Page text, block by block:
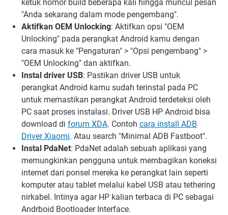
ketuk nomor build beberapa kali hingga muncul pesan
"Anda sekarang dalam mode pengembang".
Aktifkan OEM Unlocking: Aktifkan opsi "OEM
Unlocking" pada perangkat Android kamu dengan
cara masuk ke "Pengaturan" > "Opsi pengembang" >
"OEM Unlocking" dan aktifkan.
Instal driver USB: Pastikan driver USB untuk
perangkat Android kamu sudah terinstal pada PC
untuk memastikan perangkat Android terdeteksi oleh
PC saat proses instalasi. Driver USB HP Android bisa
download di forum XDA. Contoh cara install ADB
Driver Xiaomi. Atau search "Minimal ADB Fastboot".
Instal PdaNet: PdaNet adalah sebuah aplikasi yang
memungkinkan pengguna untuk membagikan koneksi
internet dari ponsel mereka ke perangkat lain seperti
komputer atau tablet melalui kabel USB atau tethering
nirkabel. Intinya agar HP kalian terbaca di PC sebagai
Andrboid Bootloader Interface.